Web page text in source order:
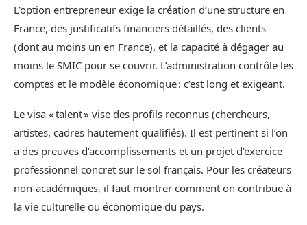
L’option entrepreneur exige la création d’une structure en
France, des justificatifs financiers détaillés, des clients
(dont au moins un en France), et la capacité à dégager au
moins le SMIC pour se couvrir. L’administration contrôle les
comptes et le modèle économique : c’est long et exigeant.
Le visa « talent » vise des profils reconnus (chercheurs,
artistes, cadres hautement qualifiés). Il est pertinent si l’on
a des preuves d’accomplissements et un projet d’exercice
professionnel concret sur le sol français. Pour les créateurs
non‑académiques, il faut montrer comment on contribue à
la vie culturelle ou économique du pays.